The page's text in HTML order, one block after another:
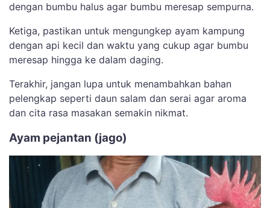
dengan bumbu halus agar bumbu meresap sempurna.
Ketiga, pastikan untuk mengungkep ayam kampung
dengan api kecil dan waktu yang cukup agar bumbu
meresap hingga ke dalam daging.
Terakhir, jangan lupa untuk menambahkan bahan
pelengkap seperti daun salam dan serai agar aroma
dan cita rasa masakan semakin nikmat.
Ayam pejantan (jago)